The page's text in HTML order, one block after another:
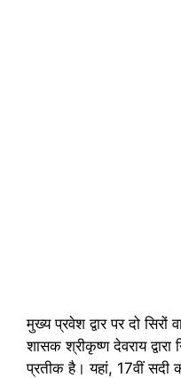
मुख्य प्रवेश द्वार पर दो
शासक श्रीकृष्ण देवराय द्वारा
प्रतीक है। यहां, 17वीं